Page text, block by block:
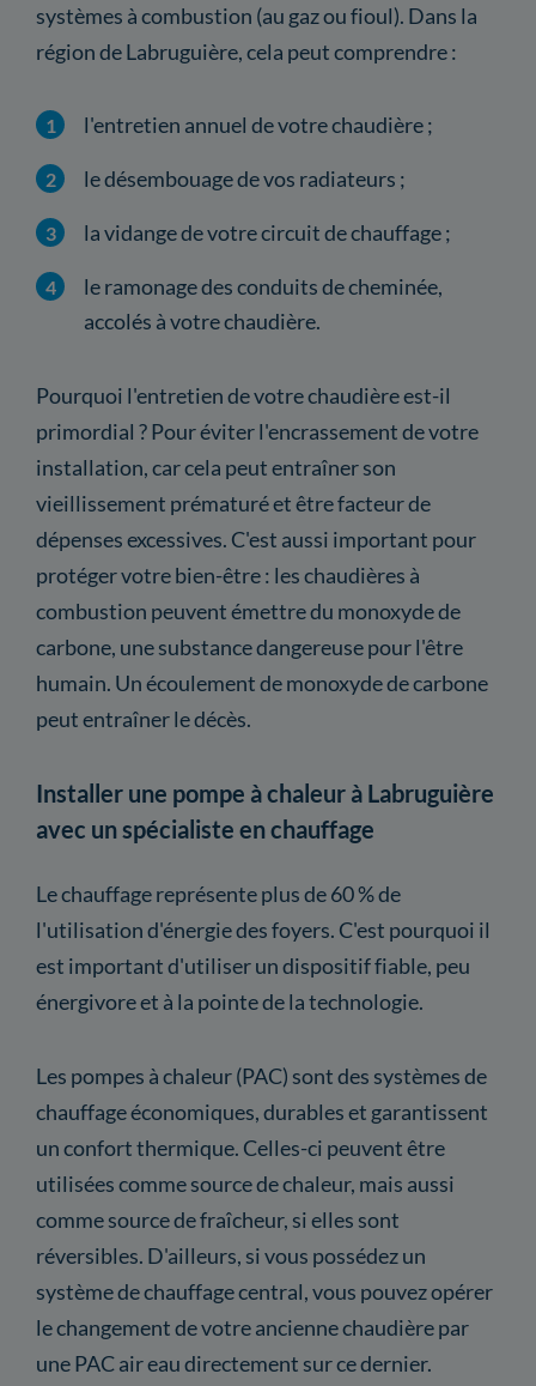
systèmes à combustion (au gaz ou fioul). Dans la
région de Labruguière, cela peut comprendre :
l'entretien annuel de votre chaudière ;
le désembouage de vos radiateurs ;
la vidange de votre circuit de chauffage ;
le ramonage des conduits de cheminée,
accolés à votre chaudière.
Pourquoi l'entretien de votre chaudière est-il
primordial ? Pour éviter l'encrassement de votre
installation, car cela peut entraîner son
vieillissement prématuré et être facteur de
dépenses excessives. C'est aussi important pour
protéger votre bien-être : les chaudières à
combustion peuvent émettre du monoxyde de
carbone, une substance dangereuse pour l'être
humain. Un écoulement de monoxyde de carbone
peut entraîner le décès.
Installer une pompe à chaleur à Labruguière
avec un spécialiste en chauffage
Le chauffage représente plus de 60 % de
l'utilisation d'énergie des foyers. C'est pourquoi il
est important d'utiliser un dispositif fiable, peu
énergivore et à la pointe de la technologie.
Les pompes à chaleur (PAC) sont des systèmes de
chauffage économiques, durables et garantissent
un confort thermique. Celles-ci peuvent être
utilisées comme source de chaleur, mais aussi
comme source de fraîcheur, si elles sont
réversibles. D'ailleurs, si vous possédez un
système de chauffage central, vous pouvez opérer
le changement de votre ancienne chaudière par
une PAC air eau directement sur ce dernier.